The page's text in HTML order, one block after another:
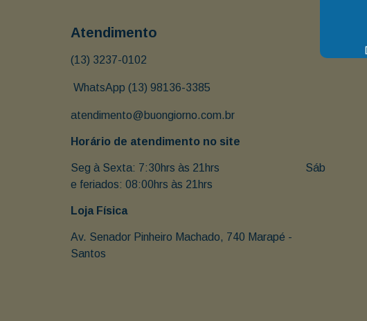
Atendimento
(13) 3237-0102
WhatsApp (13) 98136-3385
atendimento@buongiorno.com.br
Horário de atendimento no site
Seg à Sexta: 7:30hrs às 21hrs                               Sáb
e feriados: 08:00hrs às 21hrs
Loja Física
Av. Senador Pinheiro Machado, 740 Marapé -
Santos